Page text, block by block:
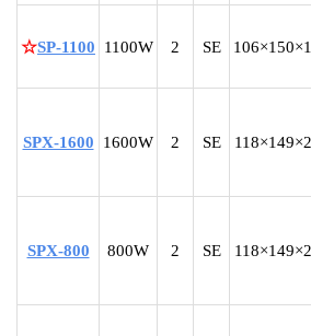
☆SP-1100 1100W 2 SE
SPX-1600 1600W 2 SE
SPX-800 800W 2 SE